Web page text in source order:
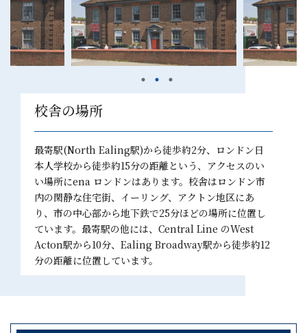
校舎の場所
最寄駅(North Ealing駅)から徒歩約2分、ロンドン日
本人学校から徒歩約15分の距離という、アクセスのい
い場所にena ロンドンはあります。校舎はロンドン市
内の閑静な住宅街、イーリング、アクトン地区にあ
り、市の中心部から地下鉄で25分ほどの場所に位置し
ています。最寄駅の他には、Central Line のWest
Acton駅から10分、Ealing Broadway駅から徒歩約12
分の距離に位置しています。